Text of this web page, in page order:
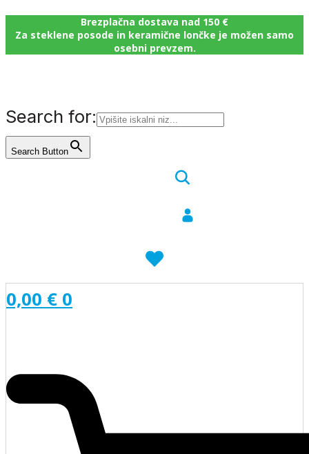
Brezplačna dostava nad 150 €
Za steklene posode in keramične lončke je možen samo
osebni prevzem.
Search for:
Search Button
0,00 € 0